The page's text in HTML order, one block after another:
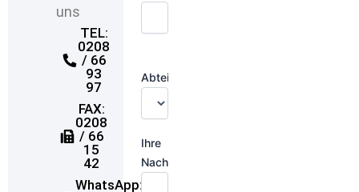
uns
TEL:
0208
/ 66
93
97
FAX:
0208
/ 66
15
42
WhatsApp:
Abteilung:
Ihre
Nachricht